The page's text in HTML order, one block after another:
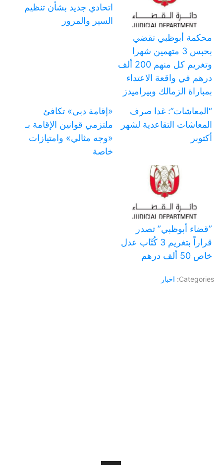
محكمة أبوظبي تقضي
بحبس 3 متهمين شهرا
وتغريم كل منهم 200 ألف
درهم في واقعة الاعتداء
بمباراة الزمالك وبيراميدز
اتحادي جديد بشأن تنظيم
السير والمرور
“المعاشات”: غدا صرف
المعاشات التقاعدية لشهر
أكتوبر
«إقامة دبي» تكافئ
ملتزمي قوانين الإقامة بـ
«وجه مثالي» وامتيازات
خاصة
‏”قضاء أبوظبي” تصدر
قراراً بتغريم 3 كُتّاب عدل
خاص 50 ألف درهم
Categories: اخبار